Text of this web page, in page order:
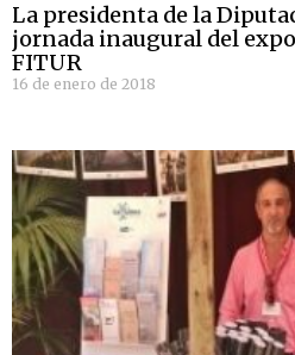
La presidenta de la
jornada inaugural del
FITUR
16 de enero de 2018